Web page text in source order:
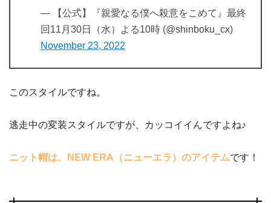
— 【公式】『親愛なる僕へ殺意をこめて』最終
回11月30日（水）よる10時 (@shinboku_cx)
November 23, 2022
このスタイルですね。
逃走中の変装スタイルですが、カッコイイんですよね♪
ニット帽は、NEW ERA（ニューエラ）のアイテムです！